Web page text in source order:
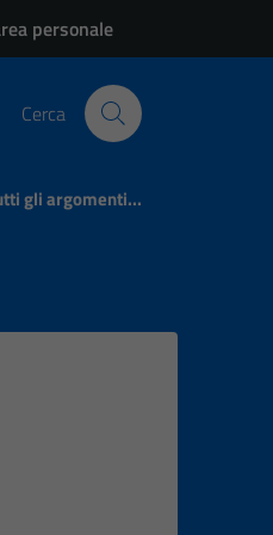
personale
Cerca
gli argomenti...